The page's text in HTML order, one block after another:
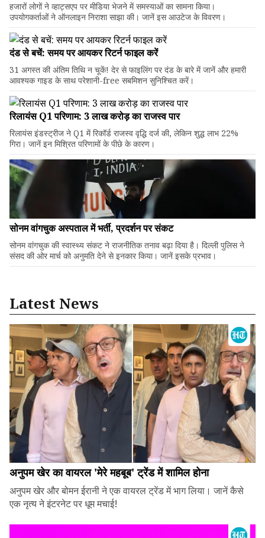
हजारों लोगों ने व्हाट्सएप पर मीडिया भेजने में समस्याओं का सामना किया।
उपयोगकर्ताओं ने ऑनलाइन निराशा साझा की। जानें इस आउटेज के विवरण।
दंड से बचें: समय पर आयकर रिटर्न फाइल करें
31 अगस्त की अंतिम तिथि न चूकें! देर से फाइलिंग पर दंड के बारे में जानें और हमारी
आवश्यक गाइड के साथ परेशानी-free सबमिशन सुनिश्चित करें।
रिलायंस Q1 परिणाम: ₹3 लाख करोड़ का राजस्व पार
रिलायंस इंडस्ट्रीज ने Q1 में रिकॉर्ड राजस्व वृद्धि दर्ज की, लेकिन शुद्ध लाभ 22%
गिरा। जानें इन मिश्रित परिणामों के पीछे के कारण।
सोनम वांगचुक अस्पताल में भर्ती, प्रदर्शन पर संकट
सोनम वांगचुक की स्वास्थ्य संकट ने राजनीतिक तनाव बढ़ा दिया है। दिल्ली पुलिस ने
संसद की ओर मार्च को अनुमति देने से इनकार किया। जानें इसके प्रभाव।
Latest News
अनुपम खेर का वायरल 'मेरे महबूब' ट्रेंड में शामिल होना
अनुपम खेर और बोमन ईरानी ने एक वायरल ट्रेंड में भाग लिया। जानें कैसे
एक नृत्य ने इंटरनेट पर धूम मचाई!